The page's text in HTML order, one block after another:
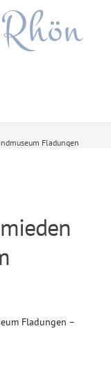
Fladungen
Fladungen –